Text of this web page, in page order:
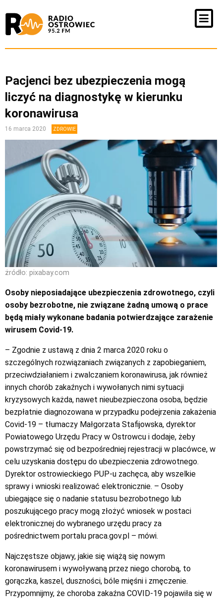
Pacjenci bez ubezpieczenia mogą
liczyć na diagnostykę w kierunku
koronawirusa
16 marca 2020 ZDROWIE
żródło: pixabay.com
Osoby nieposiadające ubezpieczenia zdrowotnego, czyli
osoby bezrobotne, nie związane żadną umową o prace
będą miały wykonane badania potwierdzające zarażenie
wirusem Covid-19.
– Zgodnie z ustawą z dnia 2 marca 2020 roku o
szczególnych rozwiązaniach związanych z zapobieganiem,
przeciwdziałaniem i zwalczaniem koronawirusa, jak również
innych chorób zakaźnych i wywołanych nimi sytuacji
kryzysowych każda, nawet nieubezpieczona osoba, będzie
bezpłatnie diagnozowana w przypadku podejrzenia zakażenia
Covid-19 – tłumaczy Małgorzata Stafijowska, dyrektor
Powiatowego Urzędu Pracy w Ostrowcu i dodaje, żeby
powstrzymać się od bezpośredniej rejestracji w placówce, w
celu uzyskania dostępu do ubezpieczenia zdrowotnego.
Dyrektor ostrowieckiego PUP-u zachęca, aby wszelkie
sprawy i wnioski realizować elektronicznie. – Osoby
ubiegające się o nadanie statusu bezrobotnego lub
poszukującego pracy mogą złożyć wniosek w postaci
elektronicznej do wybranego urzędu pracy za
pośrednictwem portalu praca.gov.pl – mówi.
Najczęstsze objawy, jakie się wiążą się nowym
koronawirusem i wywoływaną przez niego chorobą, to
gorączka, kaszel, duszności, bóle mięśni i zmęczenie.
Przypomnijmy, że choroba zakaźna COVID-19 pojawiła się w